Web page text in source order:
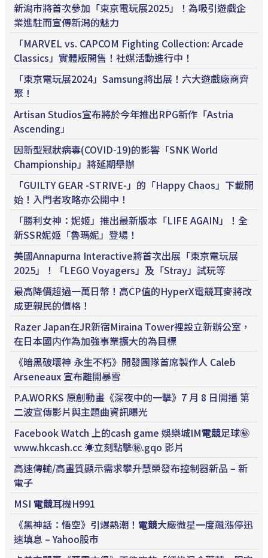
新潟市將首次參加「東京電玩展2025」！為吸引遊戲企
業進駐而宣傳新潟的魅力
「MARVEL vs. CAPCOM Fighting Collection: Arcade
Classics」實體版開售！社媒活動進行中！
「東京電玩展2024」Samsung將出展！六大遊戲廠商齊
聚！
Artisan Studios宣布將於今年推出RPG新作「Astria
Ascending」
因新型冠狀病毒(COVID-19)的影響「SNK World
Championship」將延期舉辦
「GUILTY GEAR -STRIVE-」的「Happy Chaos」下載開
始！入門者攻略亦公開中！
「勝利女神：妮姬」推出最新版本「LIFE AGAIN」！全
新SSR妮姬「魯瑪妮」登場！
美國Annapurna Interactive將首次出展「東京電玩展
2025」！「LEGO Voyagers」及「Stray」試玩等
最高降價超過一萬日幣！高CP值的HyperX電競耳麥將改
成更親民的價格！
Razer Japan在JR新宿Miraina Tower裡設立新辦公室，
在日本國内作為加強事業擴大的為目標
《暗黑破壞神 永生不朽》開發團隊首席製作人 Caleb
Arseneaux 宣布離開暴雪
P.A.WORKS 原創動畫《深夜中的一擊》7 月 8 日開播 第
二波宣傳影片與主題曲資訊曝光
Facebook Watch 上的cash game 娛樂城IM電競足球㊙️
www.hkcash.cc ☀️立刻點擊㊙️.gqo 影片
高速傳輸/高畫質顯示需求攀升慧榮發布控制器新品 – 新
電子
MSI 電競耳機H991
《黑神話：悟空》引爆熱潮！ 電競大廠微星一度飆漲停迅
速填息 – Yahoo股市